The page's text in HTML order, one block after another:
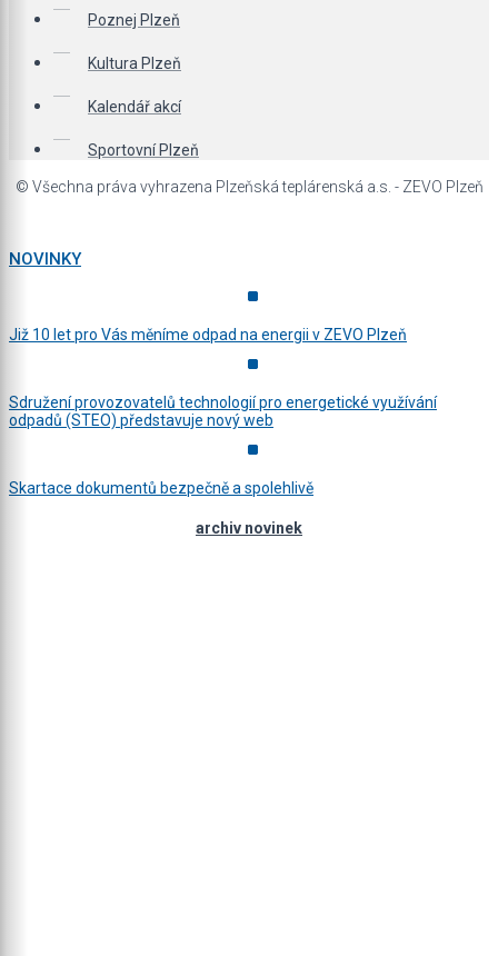
Poznej Plzeň
Kultura Plzeň
Kalendář akcí
Sportovní Plzeň
© Všechna práva vyhrazena Plzeňská teplárenská a.s. - ZEVO Plzeň
NOVINKY
Již 10 let pro Vás měníme odpad na energii v ZEVO Plzeň
Sdružení provozovatelů technologií pro energetické využívání
odpadů (STEO) představuje nový web
Skartace dokumentů bezpečně a spolehlivě
archiv novinek